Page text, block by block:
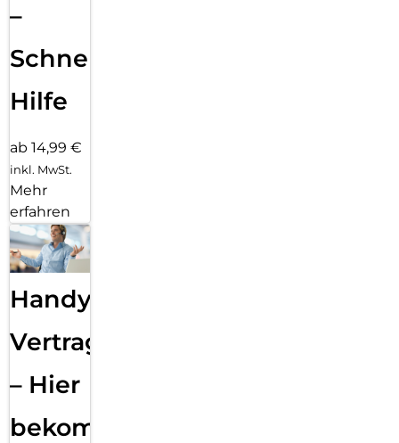
–
Schnelle
Hilfe
ab 14,99 €
inkl. MwSt.
Mehr
erfahren
Handy
Vertragsabwicklung
– Hier
bekommst